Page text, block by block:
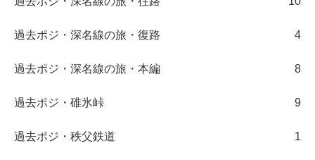
過去ポジ・深名線の旅・復路 4
過去ポジ・深名線の旅・本編 8
過去ポジ・碓氷峠 9
過去ポジ・秩父鉄道 1